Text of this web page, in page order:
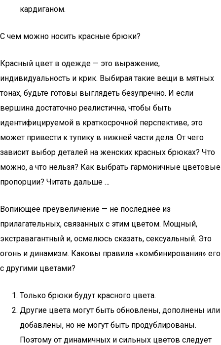
кардиганом.
С чем можно носить красные брюки?
Красный цвет в одежде — это выражение,
индивидуальность и крик. Выбирая такие вещи в мятных
тонах, будьте готовы выглядеть безупречно. И если
вершина достаточно реалистична, чтобы быть
идентифицируемой в краткосрочной перспективе, это
может привести к тупику в нижней части дела. От чего
зависит выбор деталей на женских красных брюках? Что
можно, а что нельзя? Как выбрать гармоничные цветовые
пропорции? Читать дальше …
Вопиющее преувеличение — не последнее из
прилагательных, связанных с этим цветом. Мощный,
экстравагантный и, осмелюсь сказать, сексуальный. Это
огонь и динамизм. Каковы правила «комбинирования» его
с другими цветами?
Только брюки будут красного цвета.
Другие цвета могут быть обновлены, дополнены или
добавлены, но не могут быть продублированы.
Поэтому от динамичных и сильных цветов следует